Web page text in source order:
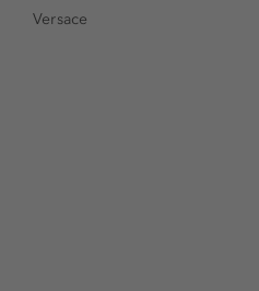
Versace